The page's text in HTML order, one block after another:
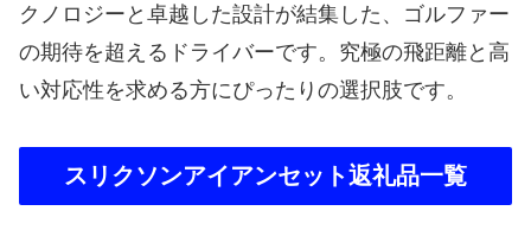
クノロジーと卓越した設計が結集した、ゴルファー
の期待を超えるドライバーです。究極の飛距離と高
い対応性を求める方にぴったりの選択肢です。
スリクソンアイアンセット返礼品一覧